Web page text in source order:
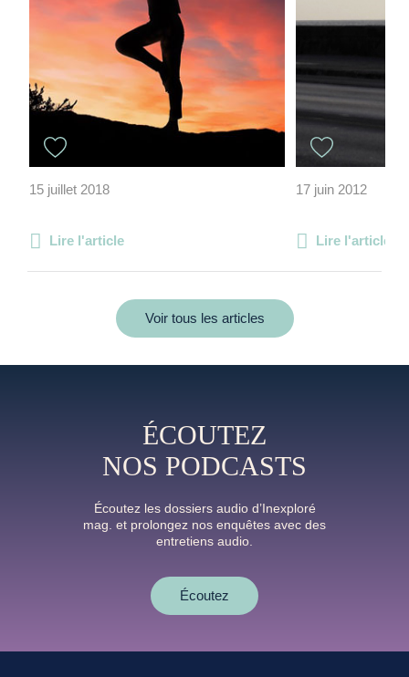
15 juillet 2018
Lire l'article
17 juin 2012
Lire l'article
Voir tous les articles
ÉCOUTEZ
NOS PODCASTS
Écoutez les dossiers audio d’Inexploré
mag. et prolongez nos enquêtes avec des
entretiens audio.
Écoutez